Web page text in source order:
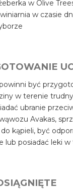
w Olive
w czasie
być
w terenie
ubranie
Avakas,
kąpieli, być
lub posiadać leki